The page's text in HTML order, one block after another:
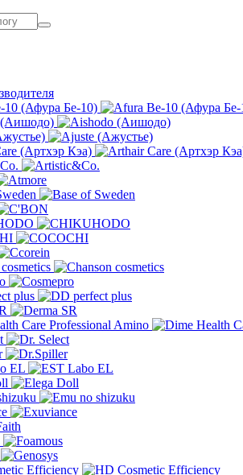
10 (Афура Бе-10)
(Аишодо)
(Артхэр Кэа)
plus
Care Professional Amino
EL
Efficiency